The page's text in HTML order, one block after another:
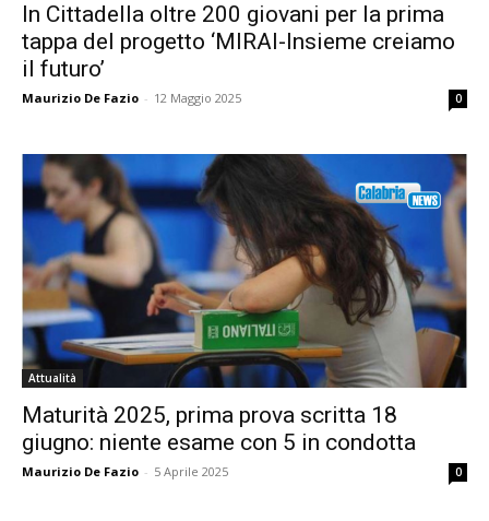
In Cittadella oltre 200 giovani per la prima
tappa del progetto ‘MIRAI-Insieme creiamo
il futuro’
Maurizio De Fazio - 12 Maggio 2025 0
Attualità
Maturità 2025, prima prova scritta 18
giugno: niente esame con 5 in condotta
Maurizio De Fazio - 5 Aprile 2025 0